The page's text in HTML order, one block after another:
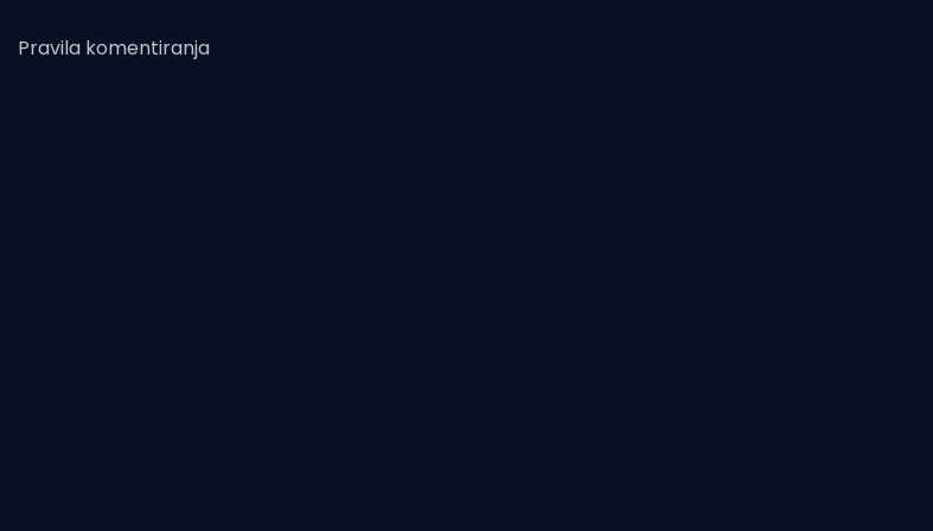
Pravila komentiranja